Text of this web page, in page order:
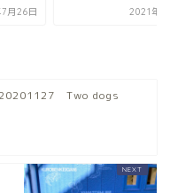
月26日 2021年2
Two dogs